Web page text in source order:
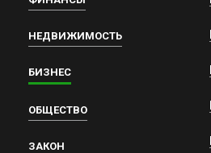
НЕДВИЖИМОСТЬ
БИЗНЕС
ОБЩЕСТВО
ЗАКОН